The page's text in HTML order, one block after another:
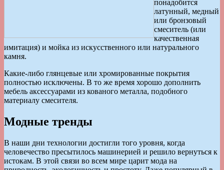
понадобится
латунный, медный
или бронзовый
смеситель (или
качественная
имитация) и мойка из искусственного или натурального
камня.
Какие-либо глянцевые или хромированные покрытия
полностью исключены. В то же время хорошо дополнить
мебель аксессуарами из кованого металла, подобного
материалу смесителя.
Модные тренды
В наши дни технологии достигли того уровня, когда
человечество пресытилось машинерией и решило вернуться к
истокам. В этой связи во всем мире царит мода на